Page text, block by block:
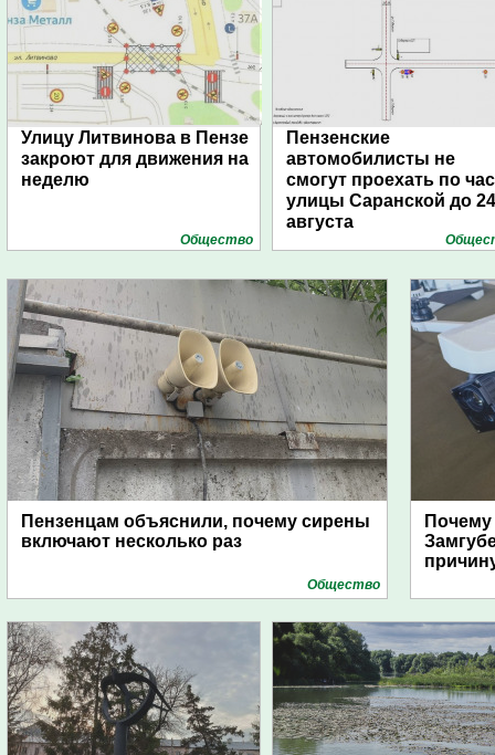
Улицу Литвинова в Пензе
закроют для движения на
неделю
Общество
Пензенские
автомобилисты не
смогут проехать по
улицы Саранской до 24
августа
Пензенцам объяснили, почему сирены
включают несколько раз
Общество